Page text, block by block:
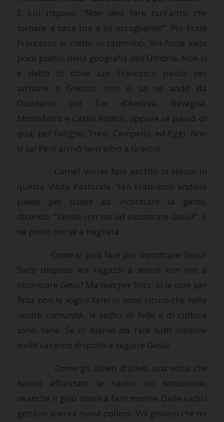
E Lui rispose: “Non devi fare null’altro che
tornare a casa tua e sii accogliente!”. Poi Frate
Francesco si mette in cammino. Voi forse siete
poco pratici della geografia dell’Umbria. Non ci
è detto di dove san Francesco passò per
arrivare a Greccio: non si sa se andò da
Occidente per Tor d’Andrea, Bevagna,
Montefalco e Castel Ritaldi; oppure se passò di
qua, per Foligno, Trevi, Campello, ed Eggi. Non
si sa! Però arrivò senz’altro a Greccio.
Come? Vorrei fare anch’io lo stesso in
questa Visita Pastorale. San Francesco andava
paese per paese ad incontrare la gente,
dicendo: “Venite con me ad incontrare Gesù?”. E
ne portò con sé a migliaia.
Come si può fare per incontrare Gesù?
Siete disposti voi ragazzi a venire con me a
incontrare Gesù? Ma non per finta: io le cose per
finta non le voglio fare! Io sono sicuro che nelle
nostre comunità, le radici di fede e di cultura
sono sane. Se ci diamo da fare tutti insieme
molti saranno disposti a seguire Gesù!
Come gli alberi d’ulivo, una volta che
hanno affondato le radici nel sottosuolo,
neanche il gelo riesce a farli morire. Dalle radici
gettano ancora nuovi polloni. Voi giovani che mi